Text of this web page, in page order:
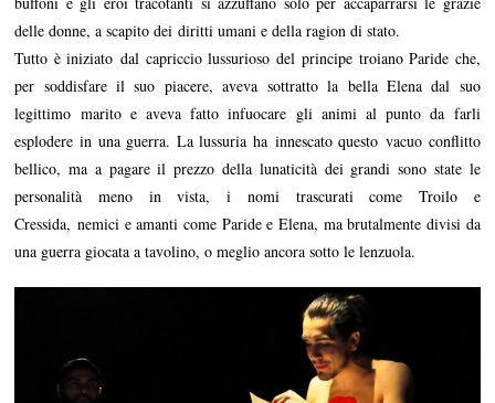
delle donne, a scapito dei diritti umani e della ragion di stato.
Tutto è iniziato dal capriccio lussurioso del principe troiano Paride che,
per soddisfare il suo piacere, aveva sottratto la bella Elena dal suo
legittimo marito e aveva fatto infuocare gli animi al punto da farli
esplodere in una guerra. La lussuria ha innescato questo vacuo conflitto
bellico, ma a pagare il prezzo della lunaticità dei grandi sono state le
personalità meno in vista, i nomi trascurati come Troilo e
Cressida, nemici e amanti come Paride e Elena, ma brutalmente divisi da
una guerra giocata a tavolino, o meglio ancora sotto le lenzuola.